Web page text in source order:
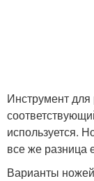
Инструмент для
используется.
все же разница
Варианты